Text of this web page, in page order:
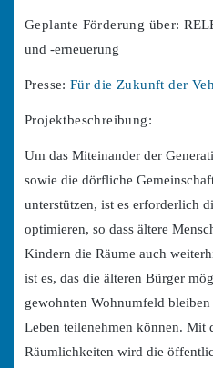
Geplante Förderung über:
und -erneuerung
Presse: Für die Zukunft der
Projektbeschreibung:
Um das Miteinander der
sowie die dörfliche
unterstützen, ist es erforderlich
optimieren, so dass ältere
Kindern die Räume auch
ist es, das die älteren Bürger
gewohnten Wohnumfeld
Leben teilenehmen können. Mit
Räumlichkeiten wird die